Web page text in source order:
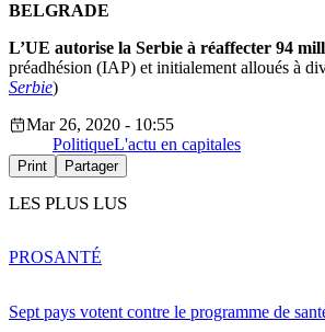
BELGRADE
L’UE autorise la Serbie à réaffecter 94
préadhésion (IAP) et initialement alloués à
Serbie)
Mar 26, 2020 - 10:55
PolitiqueL'actu en capitales
Print Partager
LES PLUS LUS
Sept pays votent contre le programme de
PROSANTÉ